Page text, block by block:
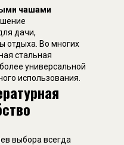
чашами
дачи,
отдыха. Во многих
стальная
универсальной
использования.
выбора всегда